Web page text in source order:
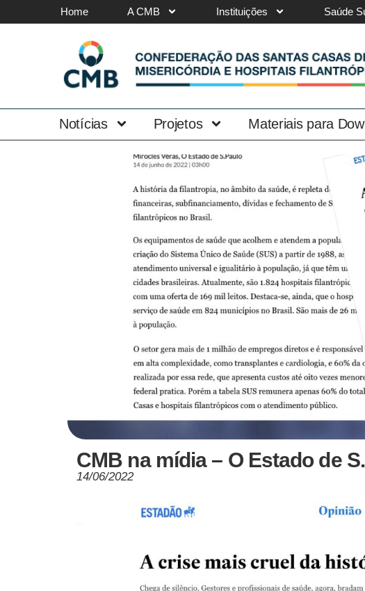
Home A CMB Instituições Saúde
Notícias Projetos Materiais para
CMB na mídia – O Estado de
14/06/2022